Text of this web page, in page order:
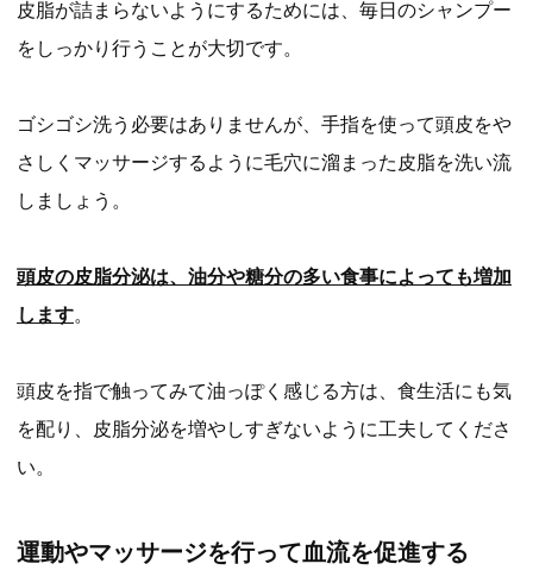
皮脂が詰まらないようにするためには、毎日のシャンプー
をしっかり行うことが大切です。
ゴシゴシ洗う必要はありませんが、手指を使って頭皮をや
さしくマッサージするように毛穴に溜まった皮脂を洗い流
しましょう。
頭皮の皮脂分泌は、油分や糖分の多い食事によっても増加
します。
頭皮を指で触ってみて油っぽく感じる方は、食生活にも気
を配り、皮脂分泌を増やしすぎないように工夫してくださ
い。
運動やマッサージを行って血流を促進する